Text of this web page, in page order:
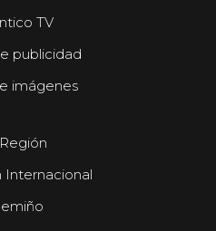
TV
publicidad
imágenes
Internacional